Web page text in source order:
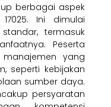
berbagai aspek
Ini dimulai
termasuk
Peserta
yang
seperti kebijakan
sumber daya.
persyaratan